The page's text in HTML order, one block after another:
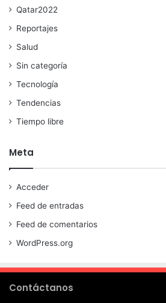
Qatar2022
Reportajes
Salud
Sin categoría
Tecnología
Tendencias
Tiempo libre
Meta
Acceder
Feed de entradas
Feed de comentarios
WordPress.org
Contáctanos